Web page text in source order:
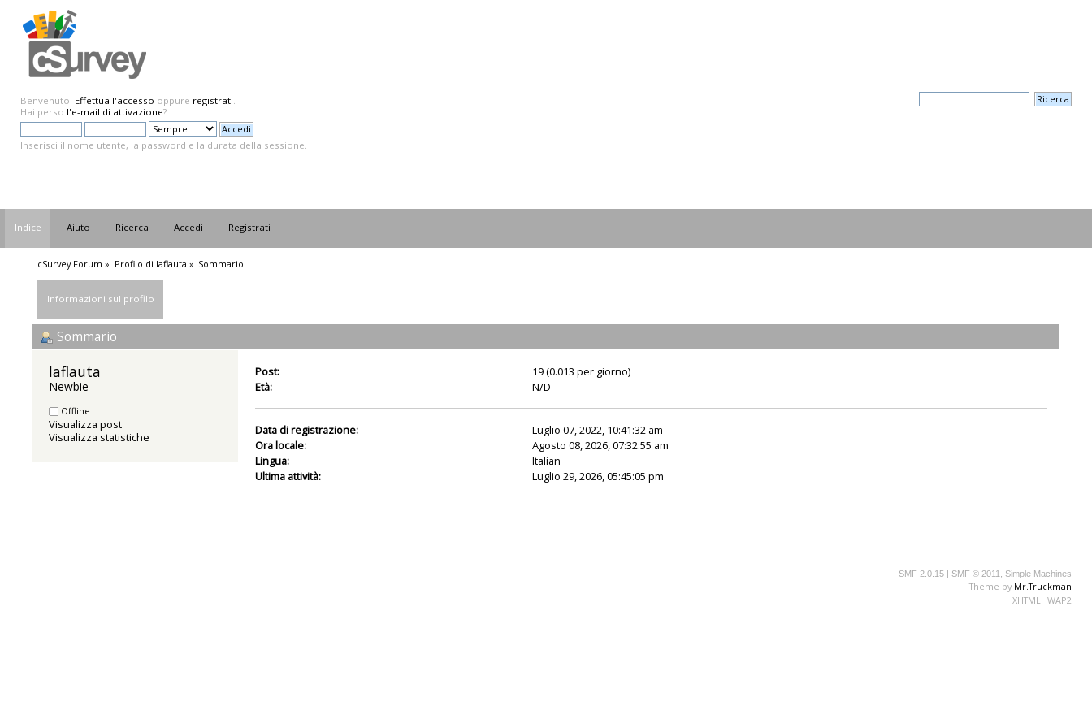
Benvenuto! Effettua l'accesso oppure registrati.
Hai perso l'e-mail di attivazione?
Inserisci il nome utente, la password e la durata della sessione.
Indice Aiuto Ricerca Accedi Registrati
cSurvey Forum » Profilo di laflauta » Sommario
Informazioni sul profilo
Sommario
laflauta
Newbie
Offline
Visualizza post
Visualizza statistiche
Post:
19 (0.013 per giorno)
Età:
N/D
Data di registrazione:
Luglio 07, 2022, 10:41:32 am
Ora locale:
Agosto 08, 2026, 07:32:55 am
Lingua:
Italian
Ultima attività:
Luglio 29, 2026, 05:45:05 pm
SMF 2.0.15 | SMF © 2011 Simple Machines
Theme by Mr.Truckman
XHTML
WAP2